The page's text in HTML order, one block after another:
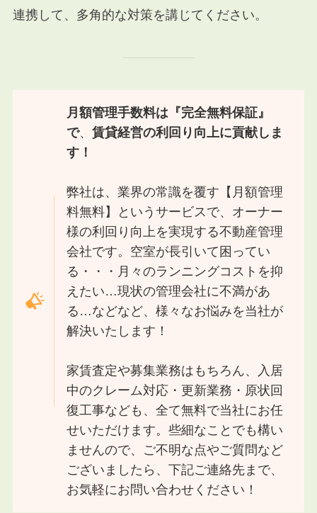
連携して、多角的な対策を講じてください。
月額管理手数料は『完全無料保証』
で、賃貸経営の利回り向上に貢献しま
す！
弊社は、業界の常識を覆す【月額管理
料無料】というサービスで、オーナー
様の利回り向上を実現する不動産管理
会社です。空室が長引いて困ってい
る・・・月々のランニングコストを抑
えたい…現状の管理会社に不満があ
る…などなど、様々なお悩みを当社が
解決いたします！
家賃査定や募集業務はもちろん、入居
中のクレーム対応・更新業務・原状回
復工事なども、全て無料で当社にお任
せいただけます。些細なことでも構い
ませんので、ご不明な点やご質問など
ございましたら、下記ご連絡先まで、
お気軽にお問い合わせください！